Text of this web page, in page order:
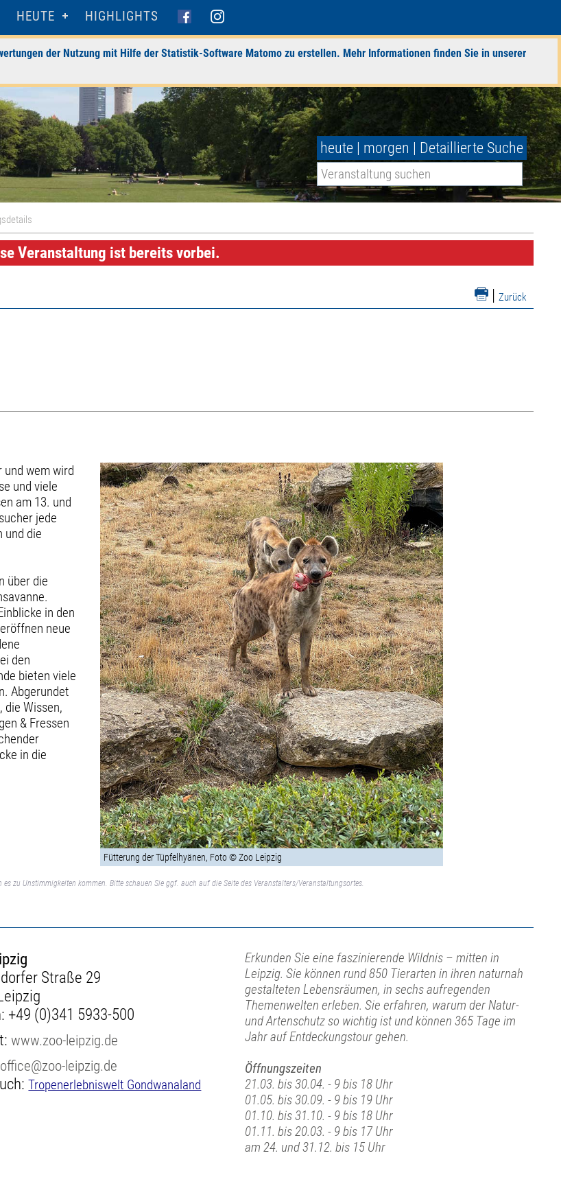
HEUTE HIGHLIGHTS
der Nutzung mit Hilfe der Statistik-Software Matomo zu erstellen. Mehr Informationen finden Sie in unserer
heute | morgen | Detaillierte Suche
Veranstaltung ist bereits vorbei.
| Zurück
wem wird
und viele
am 13. und
jede
und die
über die
in den
neue
den
bieten viele
Abgerundet
Wissen,
& Fressen
in die
Fütterung der Tüpfelhyänen, Foto © Zoo Leipzig
zu Unstimmigkeiten kommen. Bitte schauen Sie ggf. auch auf die Seite des Veranstalters/Veranstaltungsortes.
Straße 29
+49 (0)341 5933-500
www.zoo-leipzig.de
office@zoo-leipzig.de
Tropenerlebniswelt Gondwanaland
Erkunden Sie eine faszinierende Wildnis – mitten in
Leipzig. Sie können rund 850 Tierarten in ihren naturnah
gestalteten Lebensräumen, in sechs aufregenden
Themenwelten erleben. Sie erfahren, warum der Natur-
und Artenschutz so wichtig ist und können 365 Tage im
Jahr auf Entdeckungstour gehen.
Öffnungszeiten
21.03. bis 30.04. - 9 bis 18 Uhr
01.05. bis 30.09. - 9 bis 19 Uhr
01.10. bis 31.10. - 9 bis 18 Uhr
01.11. bis 20.03. - 9 bis 17 Uhr
am 24. und 31.12. bis 15 Uhr